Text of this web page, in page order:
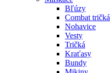
Bľúzy
Combat tričká
Nohavice
Vesty
Tričká
Kraťasy
Bundy